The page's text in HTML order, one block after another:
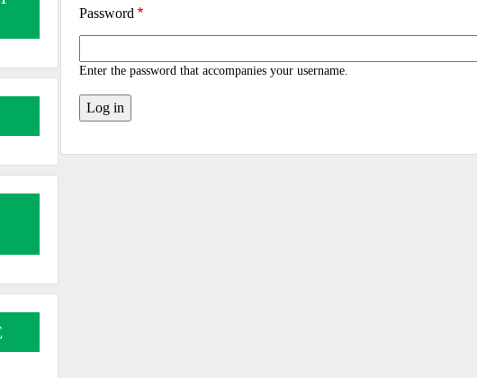
Password
Enter the password that accompanies your username.